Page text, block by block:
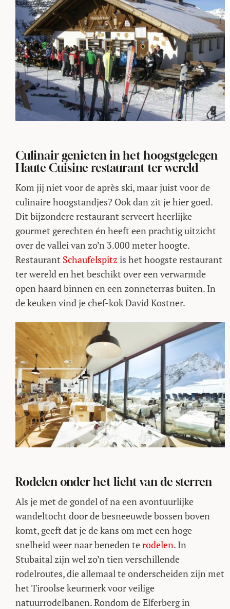
Culinair genieten in het hoogstgelegen
Haute Cuisine restaurant ter wereld
Kom jij niet voor de après ski, maar juist voor de
culinaire hoogstandjes? Ook dan zit je hier goed.
Dit bijzondere restaurant serveert heerlijke
gourmet gerechten én heeft een prachtig uitzicht
over de vallei van zo’n 3.000 meter hoogte.
Restaurant Schaufelspitz is het hoogste restaurant
ter wereld en het beschikt over een verwarmde
open haard binnen en een zonneterras buiten. In
de keuken vind je chef-kok David Kostner.
Rodelen onder het licht van de sterren
Als je met de gondel of na een avontuurlijke
wandeltocht door de besneeuwde bossen boven
komt, geeft dat je de kans om met een hoge
snelheid weer naar beneden terodelen. In
Stubaital zijn wel zo’n tien verschillende
rodelroutes, die allemaal te onderscheiden zijn met
het Tiroolse keurmerk voor veilige
natuurrodelbanen. Rondom de Elferberg in